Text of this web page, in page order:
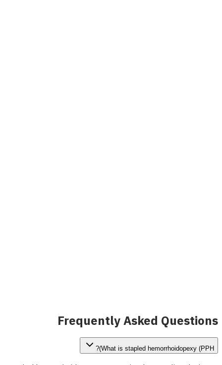
Frequently Asked Questions
What is stapled hemorrhoidopexy (PPH)?